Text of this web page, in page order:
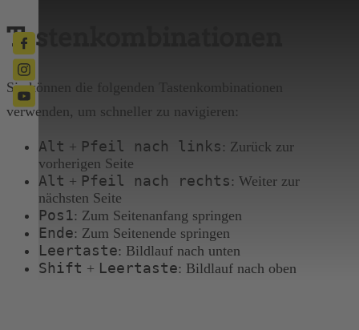
Tastenkombinationen
Sie können die folgenden Tastenkombinationen
verwenden, um schneller zu navigieren:
Alt + Pfeil nach links : Zurück zur
vorherigen Seite
Alt + Pfeil nach rechts : Weiter zur
nächsten Seite
Pos1: Zum Seitenanfang springen
Ende: Zum Seitenende springen
Leertaste: Bildlauf nach unten
Shift + Leertaste: Bildlauf nach oben